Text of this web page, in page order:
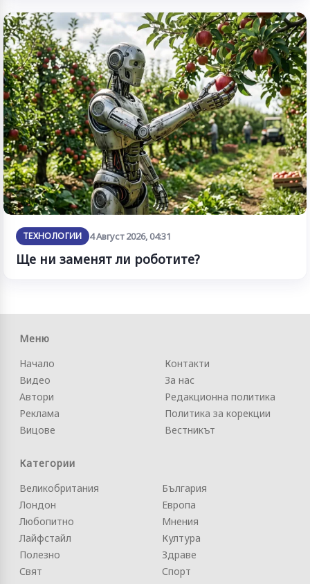
ТЕХНОЛОГИИ 4 Август 2026, 04:31
Ще ни заменят ли роботите?
Меню
Начало
Видео
Автори
Реклама
Вицове
Контакти
За нас
Редакционна политика
Политика за корекции
Вестникът
Категории
Великобритания
Лондон
Любопитно
Лайфстайл
Полезно
Свят
България
Европа
Мнения
Култура
Здраве
Спорт